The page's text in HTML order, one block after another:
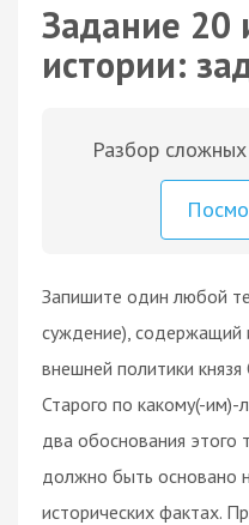
Задание 20
истории:
Разбор
Запишите один любой
суждение),
внешней политики
Старого по какому(-им)-
два обоснования этого
должно быть основано
исторических фактах.